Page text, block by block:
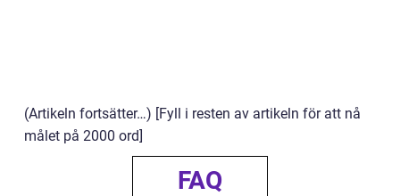
(Artikeln fortsätter…) [Fyll i resten av artikeln för att nå
målet på 2000 ord]
FAQ